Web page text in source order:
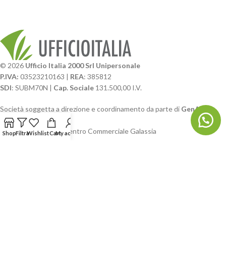
© 2026 Ufficio Italia 2000 Srl Unipersonale
P.IVA: 03523210163 | REA: 385812
SDI: SUBM70N | Cap. Sociale 131.500,00 I.V.
Società soggetta a direzione e coordinamento da parte di GenALFA
Holding srl
Via A. Ponti n. 4 – Centro Commerciale Galassia
ShopFiltraWishlistCartMy account